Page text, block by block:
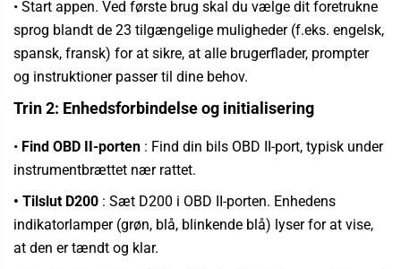
• Start appen. Ved første brug skal du vælge dit foretrukne
sprog blandt de 23 tilgængelige muligheder (f.eks. engelsk,
spansk, fransk) for at sikre, at alle brugerflader, prompter
og instruktioner passer til dine behov.
Trin 2: Enhedsforbindelse og initialisering
• Find OBD II-porten : Find din bils OBD II-port, typisk under
instrumentbrættet nær rattet.
• Tilslut D200 : Sæt D200 i OBD II-porten. Enhedens
indikatorlamper (grøn, blå, blinkende blå) lyser for at vise,
at den er tændt og klar.